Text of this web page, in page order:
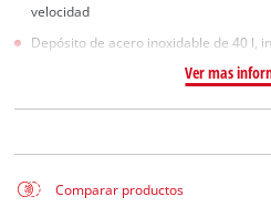
velocidad
Depósito de acero inoxidable de 40 l,
Ver mas
Comparar productos